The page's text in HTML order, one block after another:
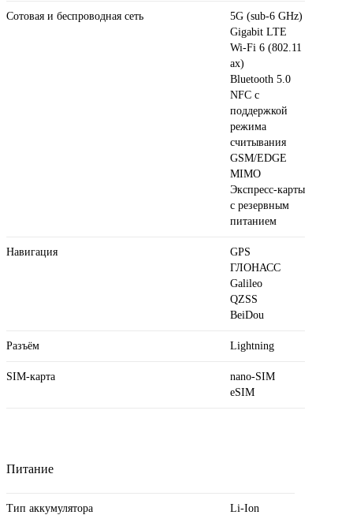
Сотовая и беспроводная сеть
5G (sub‑6 GHz)
Gigabit LTE
Wi-Fi 6 (802.11​
ax)
Bluetooth 5.0
NFC с
поддержкой
режима
считывания
GSM/EDGE
MIMO
Экспресс‑карты
с резервным
питанием
Навигация
GPS
ГЛОНАСС
Galileo
QZSS
BeiDou
Разъём Lightning
SIM-карта
nano-SIM
eSIM
Питание
Тип аккумулятора Li-Ion